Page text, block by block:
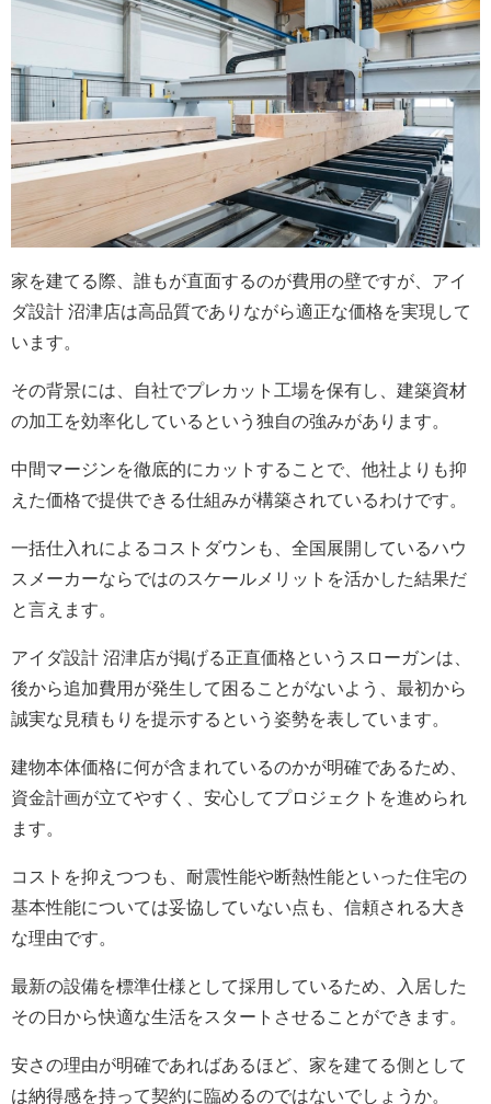
家を建てる際、誰もが直面するのが費用の壁ですが、アイ
ダ設計 沼津店は高品質でありながら適正な価格を実現して
います。
その背景には、自社でプレカット工場を保有し、建築資材
の加工を効率化しているという独自の強みがあります。
中間マージンを徹底的にカットすることで、他社よりも抑
えた価格で提供できる仕組みが構築されているわけです。
一括仕入れによるコストダウンも、全国展開しているハウ
スメーカーならではのスケールメリットを活かした結果だ
と言えます。
アイダ設計 沼津店が掲げる正直価格というスローガンは、
後から追加費用が発生して困ることがないよう、最初から
誠実な見積もりを提示するという姿勢を表しています。
建物本体価格に何が含まれているのかが明確であるため、
資金計画が立てやすく、安心してプロジェクトを進められ
ます。
コストを抑えつつも、耐震性能や断熱性能といった住宅の
基本性能については妥協していない点も、信頼される大き
な理由です。
最新の設備を標準仕様として採用しているため、入居した
その日から快適な生活をスタートさせることができます。
安さの理由が明確であればあるほど、家を建てる側として
は納得感を持って契約に臨めるのではないでしょうか。